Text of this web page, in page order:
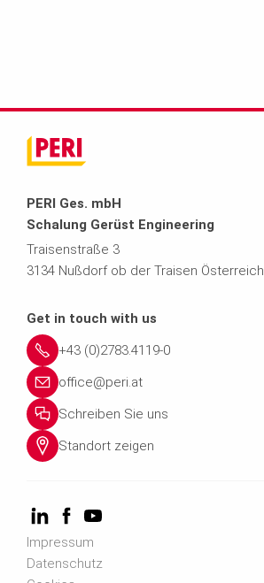
PERI Ges. mbH
Schalung Gerüst Engineering
Traisenstraße 3
3134 Nußdorf ob der Traisen Österreich
Get in touch with us
+43 (0)2783.4119-0
office@peri.at
Schreiben Sie uns
Standort zeigen
Impressum
Datenschutz